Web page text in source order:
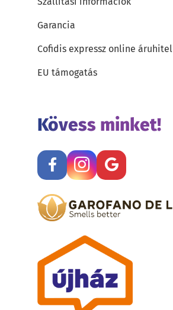
Garancia
Cofidis expressz online áruhitel
EU támogatás
Kövess minket!